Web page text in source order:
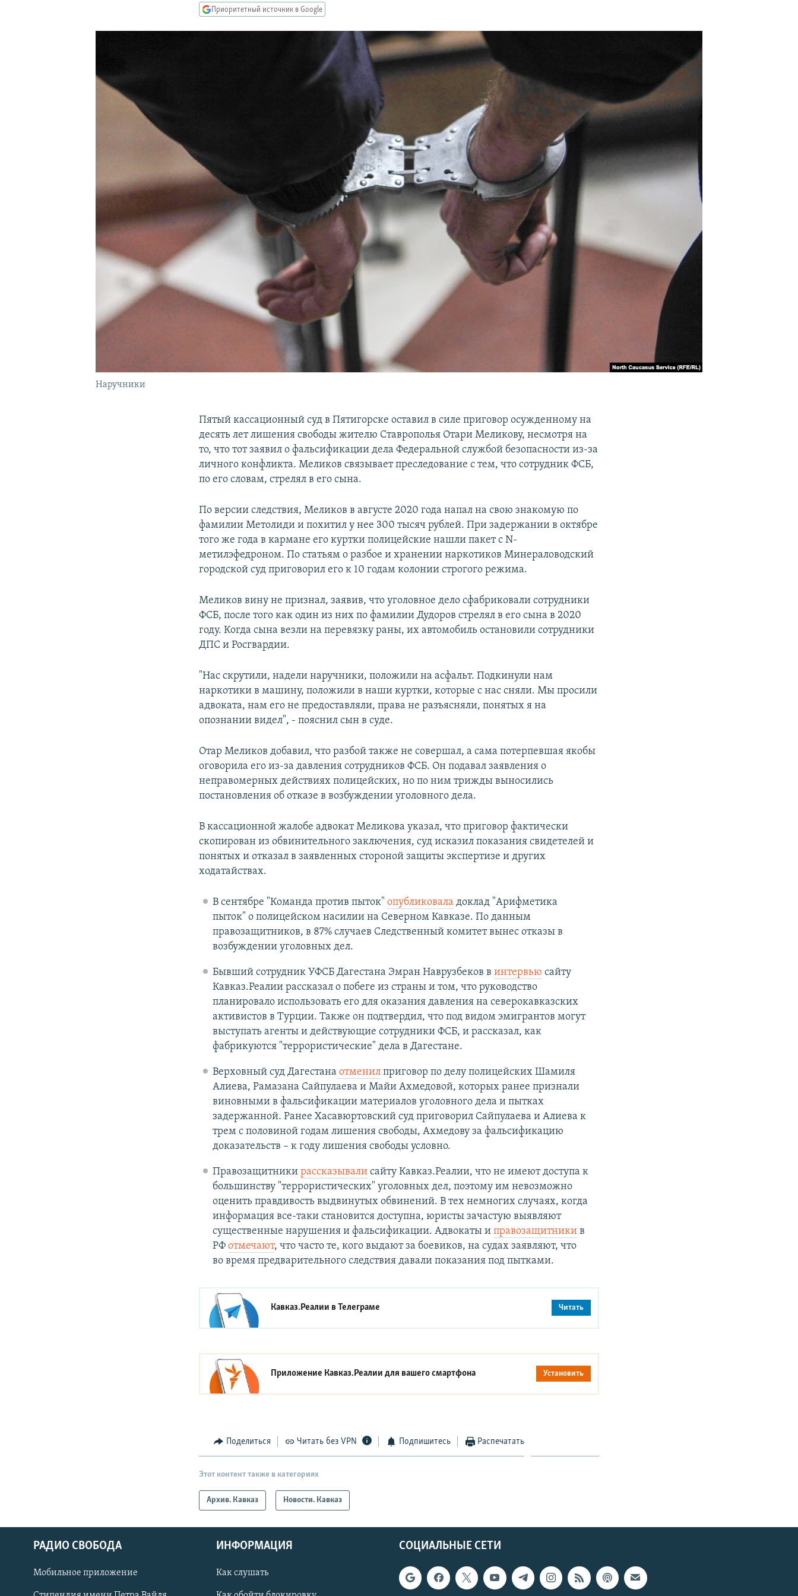
СОЦИАЛЬНЫЕ СЕТИ
Приоритетный источник в Google
Наручники
Пятый кассационный суд в Пятигорске оставил в силе приговор осужденному на
десять лет лишения свободы жителю Ставрополья Отари Меликову, несмотря на
то, что тот заявил о фальсификации дела Федеральной службой безопасности из-за
личного конфликта. Меликов связывает преследование с тем, что сотрудник ФСБ,
по его словам, стрелял в его сына.
По версии следствия, Меликов в августе 2020 года напал на свою знакомую по
фамилии Метолиди и похитил у нее 300 тысяч рублей. При задержании в октябре
того же года в кармане его куртки полицейские нашли пакет с N-
метилэфедроном. По статьям о разбое и хранении наркотиков Минераловодский
городской суд приговорил его к 10 годам колонии строгого режима.
Меликов вину не признал, заявив, что уголовное дело сфабриковали сотрудники
ФСБ, после того как один из них по фамилии Дудоров стрелял в его сына в 2020
году. Когда сына везли на перевязку раны, их автомобиль остановили сотрудники
ДПС и Росгвардии.
"Нас скрутили, надели наручники, положили на асфальт. Подкинули нам
наркотики в машину, положили в наши куртки, которые с нас сняли. Мы просили
адвоката, нам его не предоставляли, права не разъясняли, понятых я на
опознании видел", - пояснил сын в суде.
Отар Меликов добавил, что разбой также не совершал, а сама потерпевшая якобы
оговорила его из-за давления сотрудников ФСБ. Он подавал заявления о
неправомерных действиях полицейских, но по ним трижды выносились
постановления об отказе в возбуждении уголовного дела.
В кассационной жалобе адвокат Меликова указал, что приговор фактически
скопирован из обвинительного заключения, суд исказил показания свидетелей и
понятых и отказал в заявленных стороной защиты экспертизе и других
ходатайствах.
В сентябре "Команда против пыток" опубликовала доклад "Арифметика
пыток" о полицейском насилии на Северном Кавказе. По данным
правозащитников, в 87% случаев Следственный комитет вынес отказы в
возбуждении уголовных дел.
Бывший сотрудник УФСБ Дагестана Эмран Наврузбеков в интервью сайту
Кавказ.Реалии рассказал о побеге из страны и том, что руководство
планировало использовать его для оказания давления на северокавказских
активистов в Турции. Также он подтвердил, что под видом эмигрантов могут
выступать агенты и действующие сотрудники ФСБ, и рассказал, как
фабрикуются "террористические" дела в Дагестане.
Верховный суд Дагестана отменилприговор по делу полицейских Шамиля
Алиева, Рамазана Сайпулаева и Майи Ахмедовой, которых ранее признали
виновными в фальсификации материалов уголовного дела и пытках
задержанной. Ранее Хасавюртовский суд приговорил Сайпулаева и Алиева к
трем с половиной годам лишения свободы, Ахмедову за фальсификацию
доказательств – к году лишения свободы условно.
Правозащитники рассказывалисайту Кавказ.Реалии, что не имеют доступа к
большинству "террористических" уголовных дел, поэтому им невозможно
оценить правдивость выдвинутых обвинений. В тех немногих случаях, когда
информация все-таки становится доступна, юристы зачастую выявляют
существенные нарушения и фальсификации. Адвокаты и правозащитникив
РФ отмечают, что часто те, кого выдают за боевиков, на судах заявляют, что
во время предварительного следствия давали показания под пытками.
Кавказ.Реалии вТелеграме Читать
Приложение Кавказ.Реалии для вашего смартфона Установить
Поделиться Читать без VPN Подпишитесь Распечатать
Этот контент также в категориях
Архив. Кавказ Новости. Кавказ
СОЦИАЛЬНЫЕ СЕТИ
РАДИО СВОБОДА
Мобильное приложение
ИНФОРМАЦИЯ
Как слушать